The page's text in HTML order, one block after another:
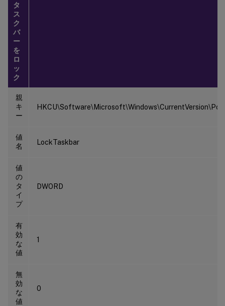
タ
ス
ク
バ
ー
を
ロ
ッ
ク
親
キ
ー
値
名
LockTaskbar
値
の
タ
イ
プ
DWORD
有
効
な
値
1
無
効
な
値
0